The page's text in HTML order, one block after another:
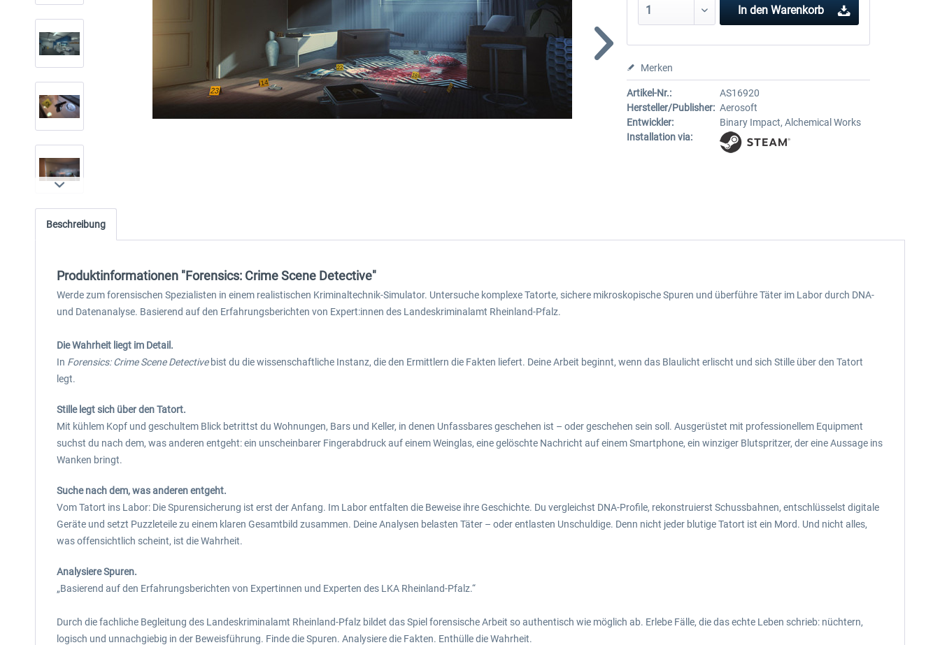
In den Warenkorb
Merken
Artikel-Nr.:
AS16920
Hersteller/Publisher: Aerosoft
Entwickler:
Binary Impact, Alchemical Works
Installation via:
Beschreibung
Produktinformationen "Forensics: Crime Scene Detective"
Werde zum forensischen Spezialisten in einem realistischen Kriminaltechnik-Simulator. Untersuche komplexe Tatorte, sichere mikroskopische Spuren und überführe Täter im Labor durch DNA-
und Datenanalyse. Basierend auf den Erfahrungsberichten von Expert:innen des Landeskriminalamt Rheinland-Pfalz.
Die Wahrheit liegt im Detail.
In Forensics: Crime Scene Detectivebist du die wissenschaftliche Instanz, die den Ermittlern die Fakten liefert. Deine Arbeit beginnt, wenn das Blaulicht erlischt und sich Stille über den Tatort
legt.
Stille legt sich über den Tatort.
Mit kühlem Kopf und geschultem Blick betrittst du Wohnungen, Bars und Keller, in denen Unfassbares geschehen ist – oder geschehen sein soll. Ausgerüstet mit professionellem Equipment
suchst du nach dem, was anderen entgeht: ein unscheinbarer Fingerabdruck auf einem Weinglas, eine gelöschte Nachricht auf einem Smartphone, ein winziger Blutspritzer, der eine Aussage ins
Wanken bringt.
Suche nach dem, was anderen entgeht.
Vom Tatort ins Labor: Die Spurensicherung ist erst der Anfang. Im Labor entfalten die Beweise ihre Geschichte. Du vergleichst DNA-Profile, rekonstruierst Schussbahnen, entschlüsselst digitale
Geräte und setzt Puzzleteile zu einem klaren Gesamtbild zusammen. Deine Analysen belasten Täter – oder entlasten Unschuldige. Denn nicht jeder blutige Tatort ist ein Mord. Und nicht alles,
was offensichtlich scheint, ist die Wahrheit.
Analysiere Spuren.
„Basierend auf den Erfahrungsberichten von Expertinnen und Experten des LKA Rheinland-Pfalz.“
Durch die fachliche Begleitung des Landeskriminalamt Rheinland-Pfalz bildet das Spiel forensische Arbeit so authentisch wie möglich ab. Erlebe Fälle, die das echte Leben schrieb: nüchtern,
logisch und unnachgiebig in der Beweisführung. Finde die Spuren. Analysiere die Fakten. Enthülle die Wahrheit.